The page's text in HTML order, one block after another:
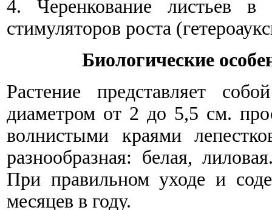
4. Черенкование листьев в
стимуляторов роста
Биологические
Растение представляет
диаметром от 2 до 5,5 см.
волнистыми краями
разнообразная: белая,
При правильном уходе и
месяцев в году.